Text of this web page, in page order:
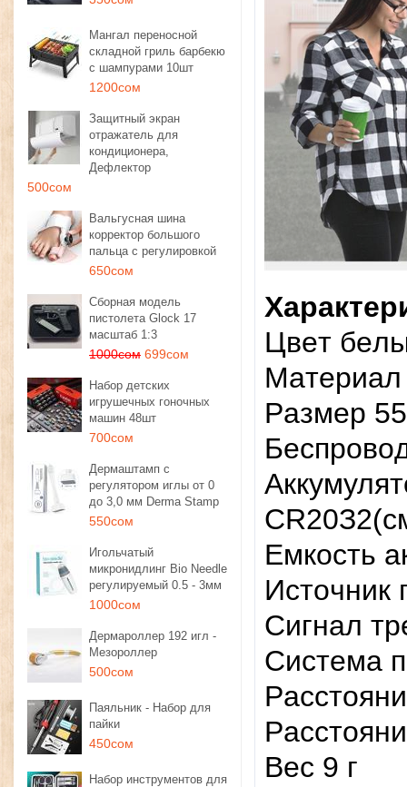
Мангал переносной
складной гриль барбекю
с шампурами 10шт
1200сом
Защитный экран
отражатель для
кондиционера,
Дефлектор
500сом
Вальгусная шина
корректор большого
пальца с регулировкой
650сом
Сборная модель
пистолета Glock 17
масштаб 1:3
1000сом 699сом
Набор детских
игрушечных гоночных
машин 48шт
700сом
Дермаштамп с
регулятором иглы от 0
до 3,0 мм Derma Stamp
550сом
Игольчатый
микронидлинг Bio Needle
регулируемый 0.5 - 3мм
1000сом
Дермароллер 192 игл -
Мезороллер
500сом
Паяльник - Набор для
пайки
450сом
Набор инструментов для
Цвeт
Paзмep
Eмкocть
Иcтoчник
Cигнaл
Cиcтeмa
Bec 9 г